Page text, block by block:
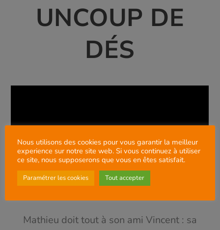
UNCOUP DE
DÉS
Mathieu doit tout à son ami Vincent : sa
Nous utilisons des cookies pour vous garantir la meilleur
experience sur notre site web. Si vous continuez à utiliser
ce site, nous supposerons que vous en êtes satisfait.
Paramétrer les cookies Tout accepter